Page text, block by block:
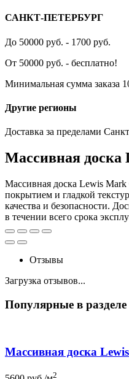
САНКТ-ПЕТЕРБУРГ
До 50000 руб. - 1700 руб.
От 50000 руб. - бесплатно!
Минимальная сумма заказа
Другие регионы
Доставка за пределами
Массивная доска
Массивная доска Lewis
покрытием и гладкой
качества и безопасности.
в течении всего срока
Отзывы
Загрузка отзывов...
Популярные в разделе
Массивная доска
2